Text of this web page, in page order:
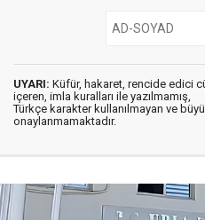
UYARI: Küfür, hakaret, rencide edici
içeren, imla kuralları ile yazılmamış,
Türkçe karakter kullanılmayan ve
onaylanmamaktadır.